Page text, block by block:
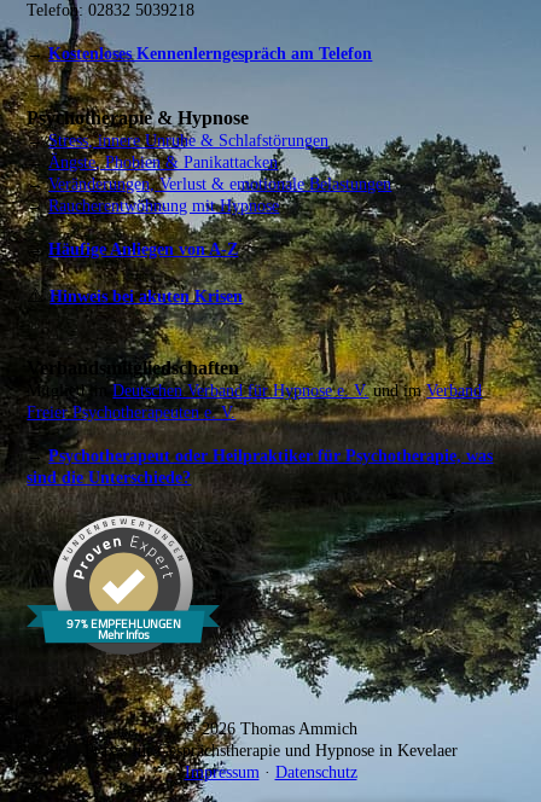
Telefon: 02832 5039218
→Kostenloses Kennenlerngespräch am Telefon
Psychotherapie & Hypnose
→Stress, innere Unruhe & Schlafstörungen
→Ängste, Phobien & Panikattacken
→Veränderungen, Verlust & emotionale Belastungen
→Raucherentwöhnung mit Hypnose
→Häufige Anliegen von A-Z
⚠️Hinweis bei akuten Krisen
Verbandsmitgliedschaften
Mitglied imDeutschen Verband für Hypnose e. V.und imVerband
Freier Psychotherapeuten e. V.
→Psychotherapeut oder Heilpraktiker für Psychotherapie, was
sind die Unterschiede?
© 2026 Thomas Ammich
Praxis für Gesprächstherapie und Hypnose in Kevelaer
Impressum· Datenschutz